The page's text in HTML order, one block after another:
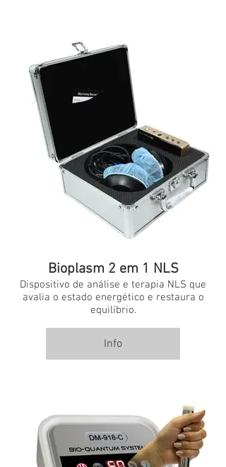
Bioplasm 2 em 1 NLS
Dispositivo de análise e terapia NLS que
avalia o estado energético e restaura o
equilíbrio.
Info